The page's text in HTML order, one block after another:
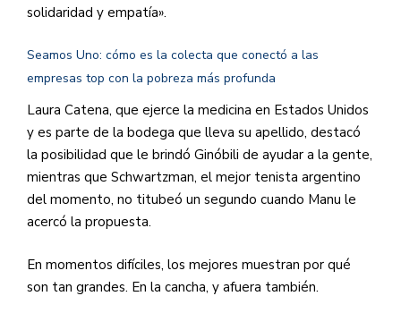
solidaridad y empatía».
Seamos Uno: cómo es la colecta que conectó a las
empresas top con la pobreza más profunda
Laura Catena, que ejerce la medicina en Estados Unidos
y es parte de la bodega que lleva su apellido, destacó
la posibilidad que le brindó Ginóbili de ayudar a la gente,
mientras que Schwartzman, el mejor tenista argentino
del momento, no titubeó un segundo cuando Manu le
acercó la propuesta.
En momentos difíciles, los mejores muestran por qué
son tan grandes. En la cancha, y afuera también.